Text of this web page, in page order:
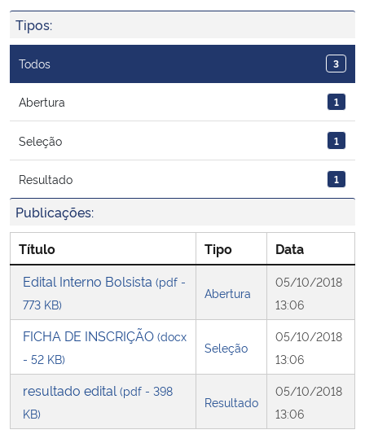
Ministério da Cidadania
Ministério da Saúde
Ministério de Minas e Energia
Ministério da Ciência, Tecnologia, Inovações e Comunicações
Ministério do Meio Ambiente
Ministério do Turismo
Ministério da Mulher, da Família e dos Direitos Humanos
Tipos:
Todos 3
Abertura 1
Seleção 1
Resultado 1
Publicações:
Título Tipo
Data
Edital Interno Bolsista (pdf -
773 KB)
Abertura
05/10/2018
13:06
FICHA DE INSCRIÇÃO (docx
- 52 KB)
Seleção
05/10/2018
13:06
resultado edital (pdf - 398
KB)
Resultado
05/10/2018
13:06